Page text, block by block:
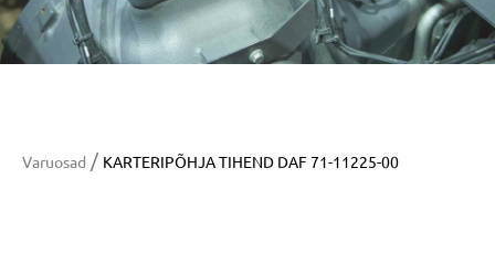
Varuosad / KARTERIPÕHJA TIHEND DAF 71-11225-00